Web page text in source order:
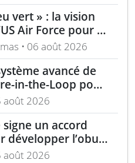
vert » : la vision
Air Force pour la
alliée passe
la culture et
• 06 août 2026
avancé de
in-the-Loop pour
optique IR
août 2026
un accord
développer l’obus
août 2026